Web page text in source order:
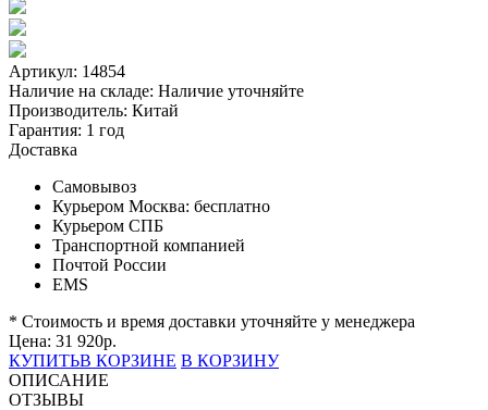
Артикул: 14854
Наличие на складе: Наличие уточняйте
Производитель: Китай
Гарантия: 1 год
Доставка
Самовывоз
Курьером Москва: бесплатно
Курьером СПБ
Транспортной компанией
Почтой России
EMS
* Стоимость и время доставки уточняйте у менеджера
Цена: 31 920р.
КУПИТЬВ КОРЗИНЕ В КОРЗИНУ
ОПИСАНИЕ
ОТЗЫВЫ